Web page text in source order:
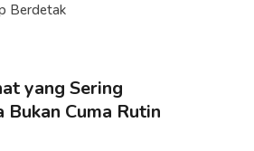
Berdetak
yang Sering
Cuma Rutin